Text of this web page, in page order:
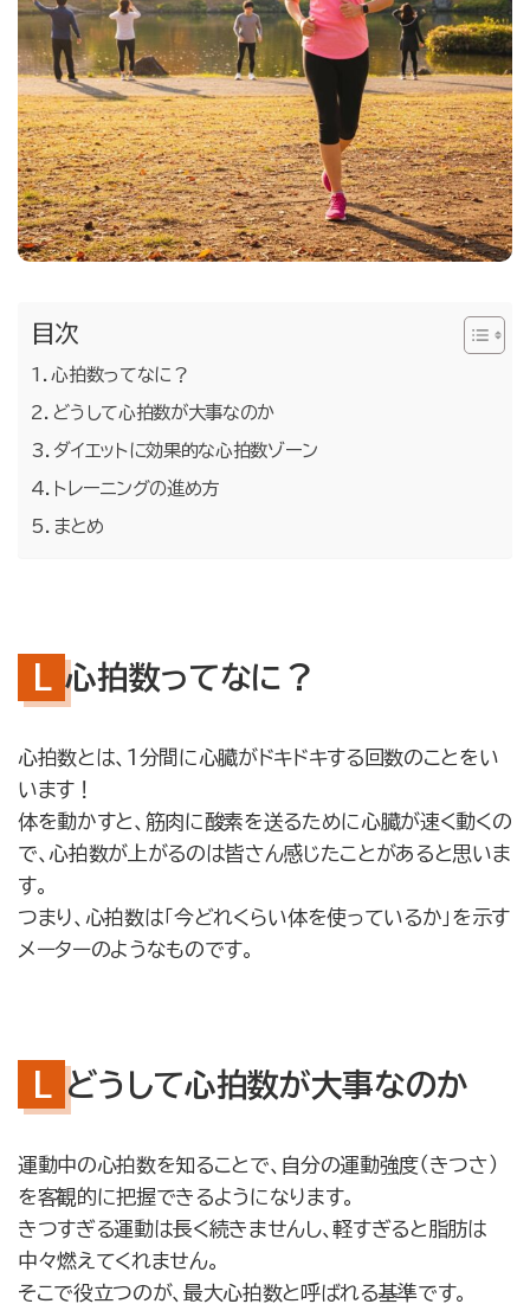
目次
心拍数ってなに？
どうして心拍数が大事なのか
ダイエットに効果的な心拍数ゾーン
トレーニングの進め方
まとめ
心拍数ってなに？
心拍数とは、1分間に心臓がドキドキする回数のことをい
います！
体を動かすと、筋肉に酸素を送るために心臓が速く動くの
で、心拍数が上がるのは皆さん感じたことがあると思いま
す。
つまり、心拍数は「今どれくらい体を使っているか」を示す
メーターのようなものです。
どうして心拍数が大事なのか
運動中の心拍数を知ることで、自分の運動強度（きつさ）
を客観的に把握できるようになります。
きつすぎる運動は長く続きませんし、軽すぎると脂肪は
中々燃えてくれません。
そこで役立つのが、最大心拍数と呼ばれる基準です。